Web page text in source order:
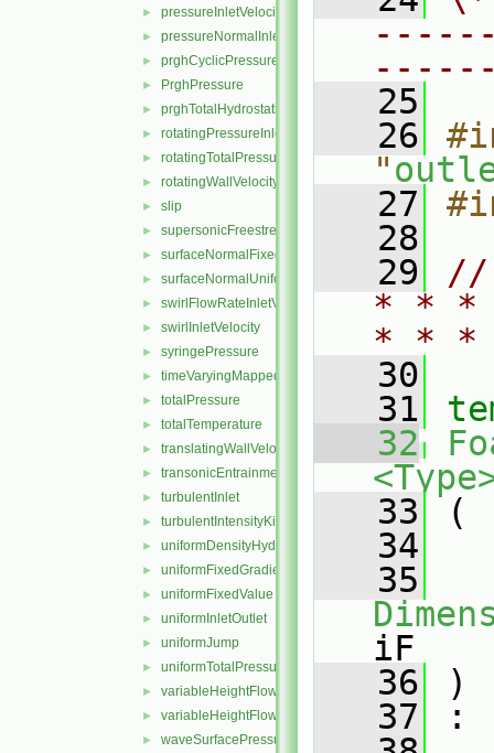
► pressureInletVelocity
► pressureNormalInletOutletVelocity
► prghCyclicPressure
► PrghPressure
► prghTotalHydrostaticPressure
► rotatingPressureInletOutletVelocity
► rotatingTotalPressure
► rotatingWallVelocity
► slip
► supersonicFreestream
► surfaceNormalFixedValue
► surfaceNormalUniformFixedValue
► swirlFlowRateInletVelocity
► swirlInletVelocity
► syringePressure
► timeVaryingMappedFixedValue
► totalPressure
► totalTemperature
► translatingWallVelocity
► transonicEntrainmentPressure
► turbulentInlet
► turbulentIntensityKineticEnergyInlet
► uniformDensityHydrostaticPressure
► uniformFixedGradient
► uniformFixedValue
► uniformInletOutlet
► uniformJump
► uniformTotalPressure
► variableHeightFlowRate
► variableHeightFlowRateInletVelocity
► waveSurfacePressure
   25
   26
"
   27
   28
   29
//
* * *
* *
   30
   31
   32
   33
(
   34
   35
iF
   36
)
   37
: